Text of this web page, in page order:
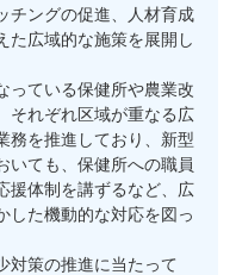
チングの促進、人材育成
た広域的な施策を展開し
ている保健所や農業改
それぞれ区域が重なる広
務を推進しており、新型
いても、保健所への職員
援体制を講ずるなど、広
した機動的な対応を図っ
対策の推進に当たって